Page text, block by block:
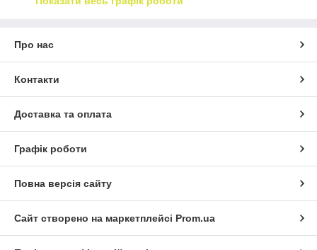
Про нас
Контакти
Доставка та оплата
Графік роботи
Повна версія сайту
Сайт створено на маркетплейсі Prom.ua